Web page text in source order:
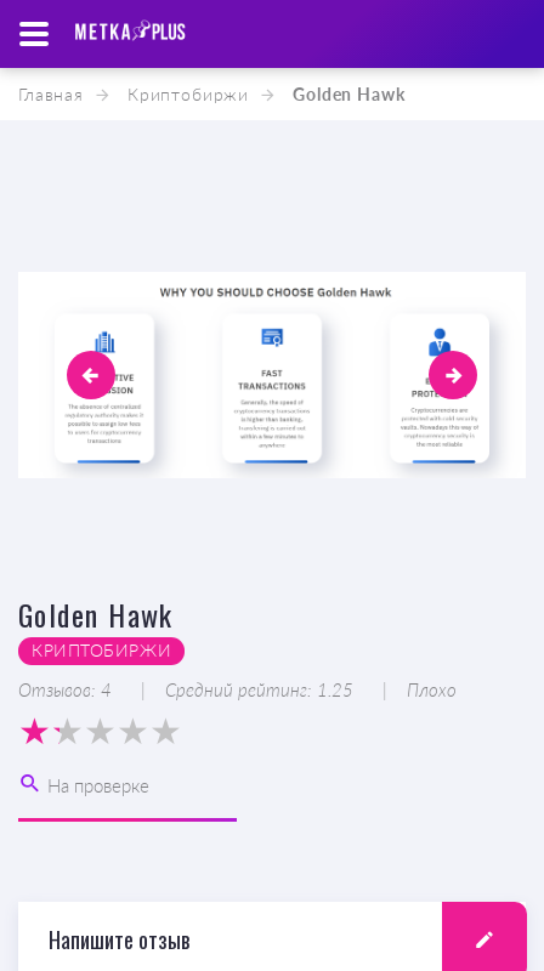
Главная Криптобиржи Golden Hawk
Golden Hawk
КРИПТОБИРЖИ
Отзывов: 4 Средний рейтинг: 1.25 Плохо
На проверке
Напишите отзыв